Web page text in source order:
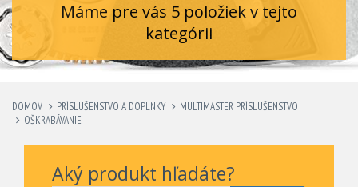
Máme pre vás 5 položiek v tejto
kategórii
DOMOV PRÍSLUŠENSTVO A DOPLNKY
MULTIMASTER PRÍSLUŠENSTVO
OŠKRABÁVANIE
Aký produkt hľadáte?